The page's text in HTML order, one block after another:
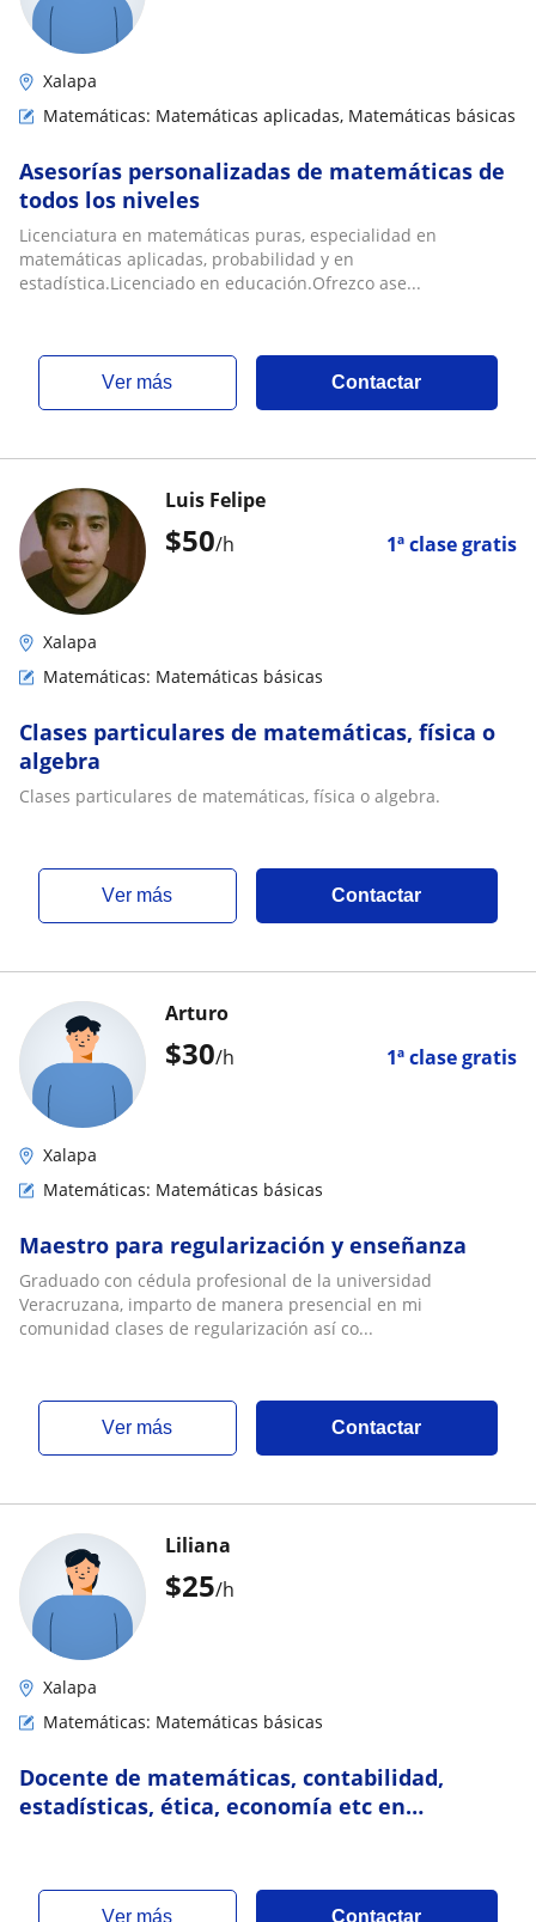
Xalapa
Matemáticas: Matemáticas aplicadas, Matemáticas básicas
Asesorías personalizadas de matemáticas de
todos los niveles
Licenciatura en matemáticas puras, especialidad en
matemáticas aplicadas, probabilidad y en
estadística.Licenciado en educación.Ofrezco ase...
ver más Contactar
$50/h 1ª clase gratis
Luis Felipe
Xalapa
Matemáticas: Matemáticas básicas
Clases particulares de matemáticas, física o
algebra
Clases particulares de matemáticas, física o algebra.
ver más Contactar
$30/h 1ª clase gratis
Arturo
Xalapa
Matemáticas: Matemáticas básicas
Maestro para regularización y enseñanza
Graduado con cédula profesional de la universidad
Veracruzana, imparto de manera presencial en mi
comunidad clases de regularización así co...
ver más Contactar
$25/h
Liliana
Xalapa
Matemáticas: Matemáticas básicas
Docente de matemáticas, contabilidad,
estadísticas, ética, economía etc en
ver más Contactar